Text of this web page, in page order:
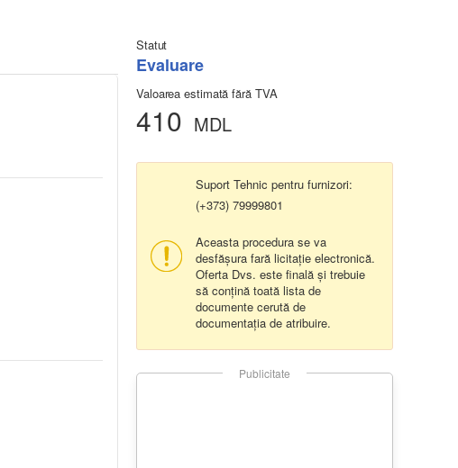
Statut
Evaluare
Valoarea estimată fără TVA
410 MDL
Suport Tehnic pentru furnizori:
(+373) 79999801
Aceasta procedura se va
desfășura fară licitație electronică.
Oferta Dvs. este finală și trebuie
să conțină toată lista de
documente cerută de
documentația de atribuire.
Publicitate